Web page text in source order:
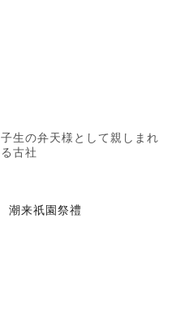
子生の弁天様として親しまれ
る古社
潮来祇園祭禮